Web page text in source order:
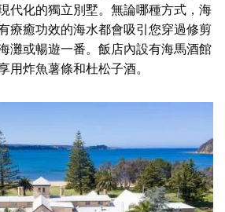
代化的獨立別墅。無論哪種方式，海
療癒功效的海水都會吸引您穿過修剪
灘或暢遊一番。飯店內設有海馬酒館
用炸魚薯條和杜松子酒。